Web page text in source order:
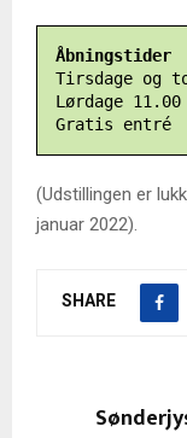
Åbningstider
Tirsdage og
Lørdage
Gratis entré
(Udstillingen er
januar 2022).
SHARE